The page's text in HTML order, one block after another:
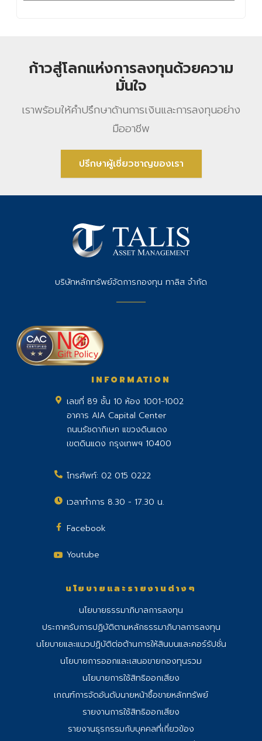
ก้าวสู่โลกแห่งการลงทุนด้วยความ
มั่นใจ
เราพร้อมให้คําปรึกษาด้านการเงินและการลงทุนอย่าง
มืออาชีพ
ปรึกษาผู้เชี่ยวชาญของเรา
บริษัทหลักทรัพย์จัดการกองทุน ทาลิส จำกัด
INFORMATION
เลขที่ 89 ชั้น 10 ห้อง 1001-1002
อาคาร AIA Capital Center
ถนนรัชดาภิเษก แขวงดินแดง
เขตดินแดง กรุงเทพฯ 10400
โทรศัพท์: 02 015 0222
เวลาทำการ 8.30 - 17.30 น.
Facebook
Youtube
นโยบายและรายงานต่างๆ
นโยบายธรรมาภิบาลการลงทุน
ประกาศรับการปฏิบัติตามหลักธรรมาภิบาลการลงทุน
นโยบายและแนวปฏิบัติต่อต้านการให้สินบนและคอร์รัปชั่น
นโยบายการออกและเสนอขายกองทุนรวม
นโยบายการใช้สิทธิออกเสียง
เกณฑ์การจัดอันดับนายหน้าซื้อขายหลักทรัพย์
รายงานการใช้สิทธิออกเสียง
รายงานธุรกรรมกับบุคคลที่เกี่ยวข้อง